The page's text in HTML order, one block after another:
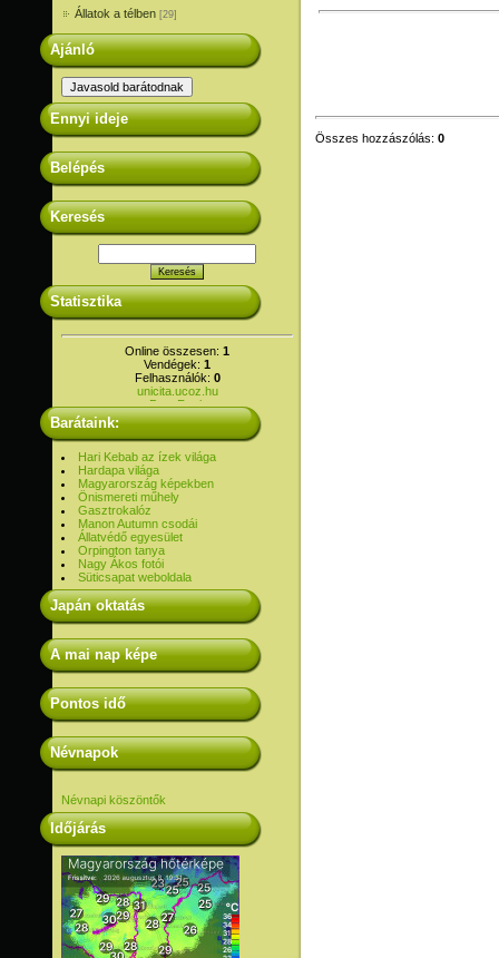
Állatok a télben [29]
Ajánló
Ennyi ideje
Belépés
Keresés
Statisztika
Online összesen: 1
Vendégek: 1
Felhasználók: 0
Barátaink:
Hari Kebab az ízek világa
Hardapa világa
Magyarország képekben
Önismereti műhely
Gasztrokalóz
Manon Autumn csodái
Állatvédő egyesület
Orpington tanya
Nagy Ákos fotói
Süticsapat weboldala
Japán oktatás
A mai nap képe
Pontos idő
Névnapok
Névnapi köszöntők
Időjárás
Összes hozzászólás: 0